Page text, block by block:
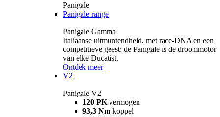
Panigale
Panigale range
Panigale Gamma
Italiaanse uitmuntendheid, met race-DNA en een
competitieve geest: de Panigale is de droommotor
van elke Ducatist.
Ontdek meer
V2
Panigale V2
120 PK vermogen
93,3 Nm koppel